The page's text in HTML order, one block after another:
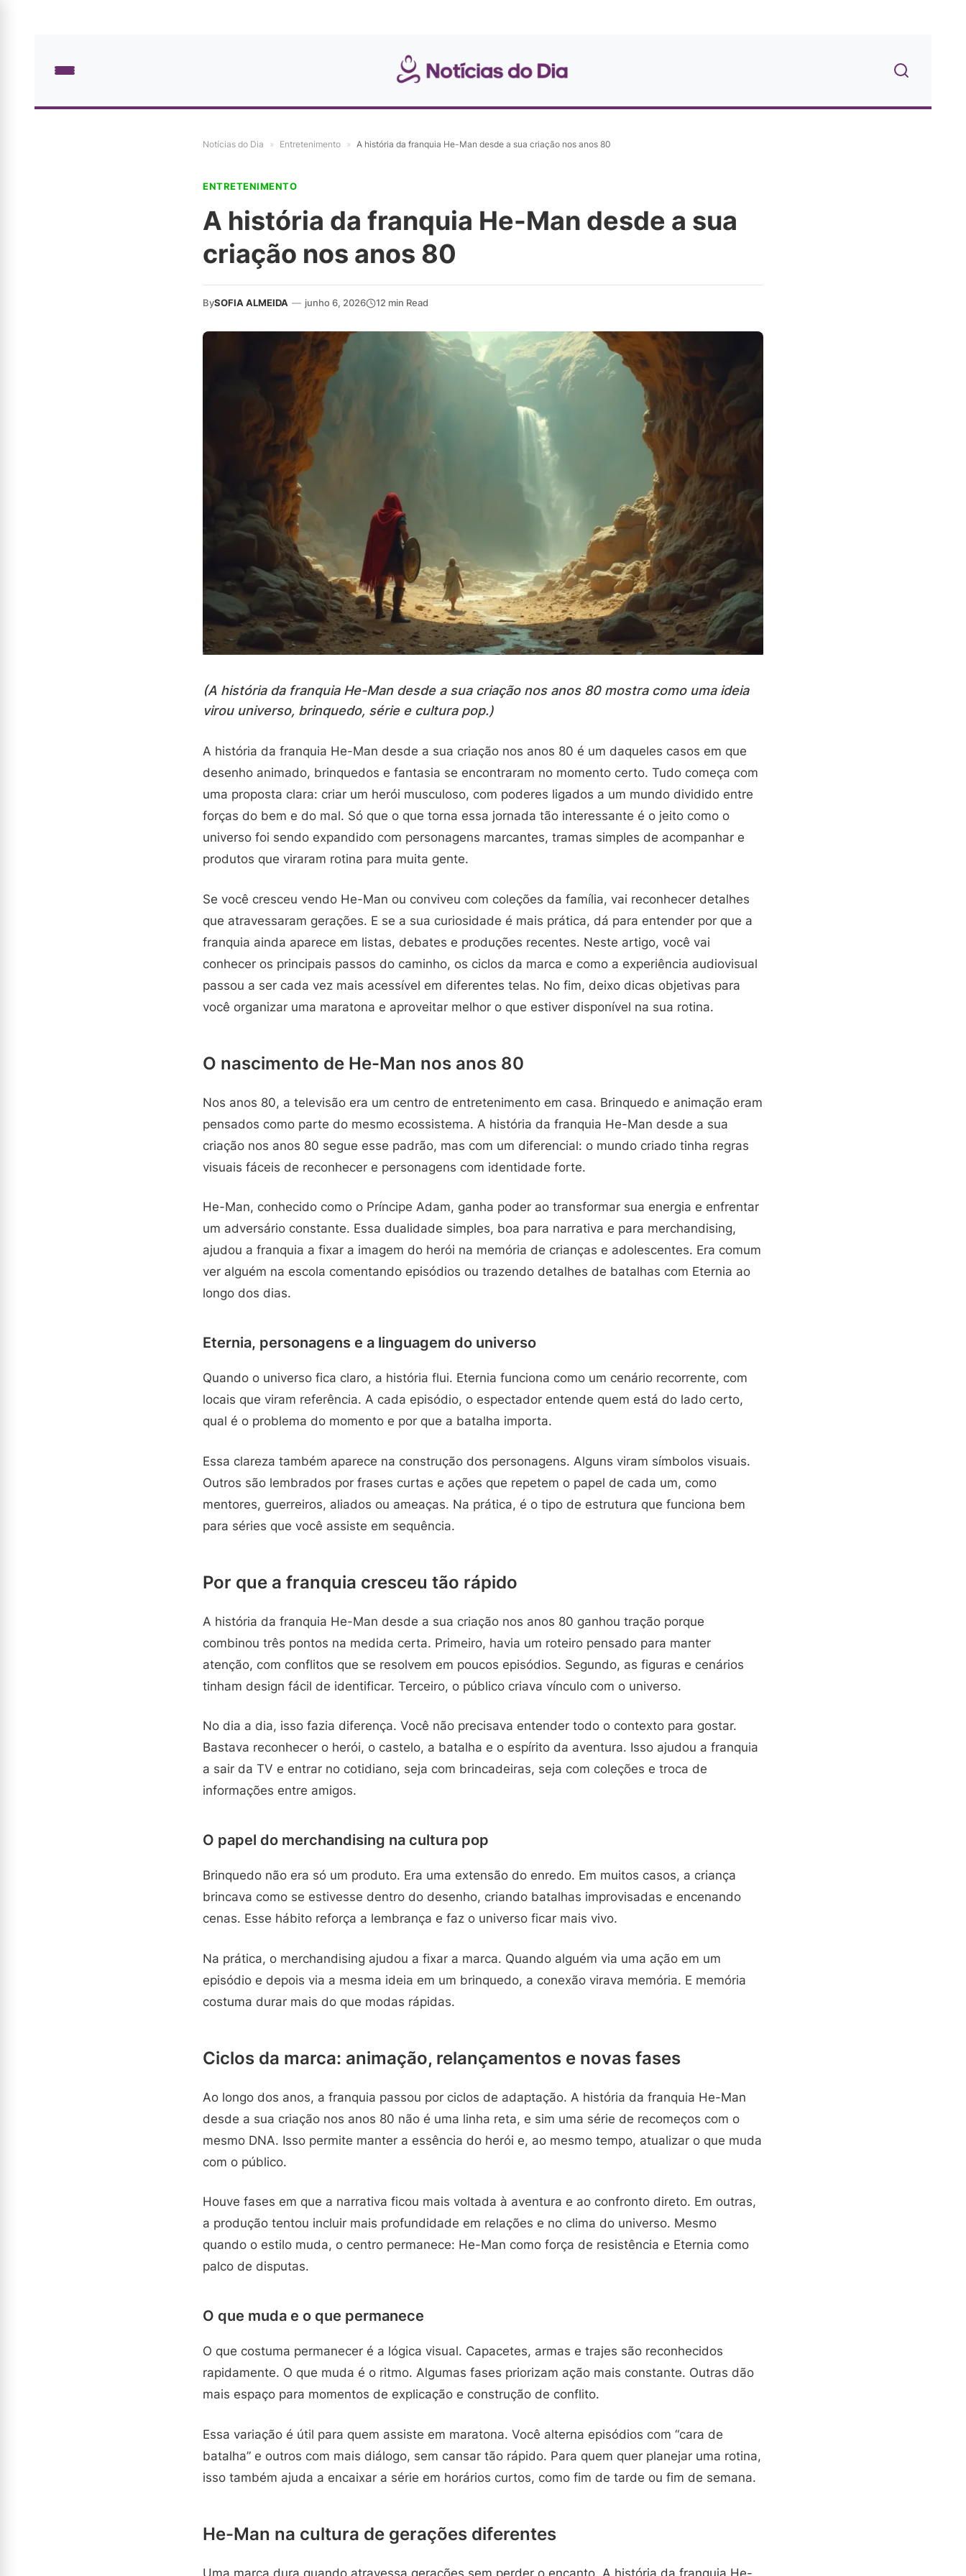
Notícias do Dia » Entretenimento » A história da franquia He-Man desde a sua criação nos anos 80
ENTRETENIMENTO
A história da franquia He-Man desde a sua
criação nos anos 80
BySOFIA ALMEIDA — junho 6, 2026 12 min Read
(A história da franquia He-Man desde a sua criação nos anos 80 mostra como uma ideia
virou universo, brinquedo, série e cultura pop.)
A história da franquia He-Man desde a sua criação nos anos 80 é um daqueles casos em que
desenho animado, brinquedos e fantasia se encontraram no momento certo. Tudo começa com
uma proposta clara: criar um herói musculoso, com poderes ligados a um mundo dividido entre
forças do bem e do mal. Só que o que torna essa jornada tão interessante é o jeito como o
universo foi sendo expandido com personagens marcantes, tramas simples de acompanhar e
produtos que viraram rotina para muita gente.
Se você cresceu vendo He-Man ou conviveu com coleções da família, vai reconhecer detalhes
que atravessaram gerações. E se a sua curiosidade é mais prática, dá para entender por que a
franquia ainda aparece em listas, debates e produções recentes. Neste artigo, você vai
conhecer os principais passos do caminho, os ciclos da marca e como a experiência audiovisual
passou a ser cada vez mais acessível em diferentes telas. No fim, deixo dicas objetivas para
você organizar uma maratona e aproveitar melhor o que estiver disponível na sua rotina.
O nascimento de He-Man nos anos 80
Nos anos 80, a televisão era um centro de entretenimento em casa. Brinquedo e animação eram
pensados como parte do mesmo ecossistema. A história da franquia He-Man desde a sua
criação nos anos 80 segue esse padrão, mas com um diferencial: o mundo criado tinha regras
visuais fáceis de reconhecer e personagens com identidade forte.
He-Man, conhecido como o Príncipe Adam, ganha poder ao transformar sua energia e enfrentar
um adversário constante. Essa dualidade simples, boa para narrativa e para merchandising,
ajudou a franquia a fixar a imagem do herói na memória de crianças e adolescentes. Era comum
ver alguém na escola comentando episódios ou trazendo detalhes de batalhas com Eternia ao
longo dos dias.
Eternia, personagens e a linguagem do universo
Quando o universo fica claro, a história flui. Eternia funciona como um cenário recorrente, com
locais que viram referência. A cada episódio, o espectador entende quem está do lado certo,
qual é o problema do momento e por que a batalha importa.
Essa clareza também aparece na construção dos personagens. Alguns viram símbolos visuais.
Outros são lembrados por frases curtas e ações que repetem o papel de cada um, como
mentores, guerreiros, aliados ou ameaças. Na prática, é o tipo de estrutura que funciona bem
para séries que você assiste em sequência.
Por que a franquia cresceu tão rápido
A história da franquia He-Man desde a sua criação nos anos 80 ganhou tração porque
combinou três pontos na medida certa. Primeiro, havia um roteiro pensado para manter
atenção, com conflitos que se resolvem em poucos episódios. Segundo, as figuras e cenários
tinham design fácil de identificar. Terceiro, o público criava vínculo com o universo.
No dia a dia, isso fazia diferença. Você não precisava entender todo o contexto para gostar.
Bastava reconhecer o herói, o castelo, a batalha e o espírito da aventura. Isso ajudou a franquia
a sair da TV e entrar no cotidiano, seja com brincadeiras, seja com coleções e troca de
informações entre amigos.
O papel do merchandising na cultura pop
Brinquedo não era só um produto. Era uma extensão do enredo. Em muitos casos, a criança
brincava como se estivesse dentro do desenho, criando batalhas improvisadas e encenando
cenas. Esse hábito reforça a lembrança e faz o universo ficar mais vivo.
Na prática, o merchandising ajudou a fixar a marca. Quando alguém via uma ação em um
episódio e depois via a mesma ideia em um brinquedo, a conexão virava memória. E memória
costuma durar mais do que modas rápidas.
Ciclos da marca: animação, relançamentos e novas fases
Ao longo dos anos, a franquia passou por ciclos de adaptação. A história da franquia He-Man
desde a sua criação nos anos 80 não é uma linha reta, e sim uma série de recomeços com o
mesmo DNA. Isso permite manter a essência do herói e, ao mesmo tempo, atualizar o que muda
com o público.
Houve fases em que a narrativa ficou mais voltada à aventura e ao confronto direto. Em outras,
a produção tentou incluir mais profundidade em relações e no clima do universo. Mesmo
quando o estilo muda, o centro permanece: He-Man como força de resistência e Eternia como
palco de disputas.
O que muda e o que permanece
O que costuma permanecer é a lógica visual. Capacetes, armas e trajes são reconhecidos
rapidamente. O que muda é o ritmo. Algumas fases priorizam ação mais constante. Outras dão
mais espaço para momentos de explicação e construção de conflito.
Essa variação é útil para quem assiste em maratona. Você alterna episódios com “cara de
batalha” e outros com mais diálogo, sem cansar tão rápido. Para quem quer planejar uma rotina,
isso também ajuda a encaixar a série em horários curtos, como fim de tarde ou fim de semana.
He-Man na cultura de gerações diferentes
Uma marca dura quando atravessa gerações sem perder o encanto. A história da franquia He-